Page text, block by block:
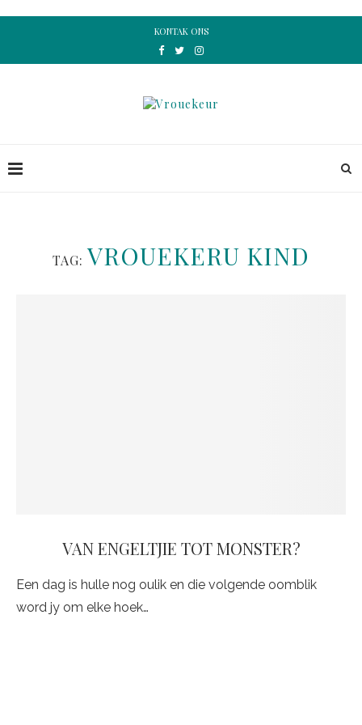
KONTAK ONS
TAG: VROUEKERU KIND
VAN ENGELTJIE TOT MONSTER?
Een dag is hulle nog oulik en die volgende oomblik
word jy om elke hoek…